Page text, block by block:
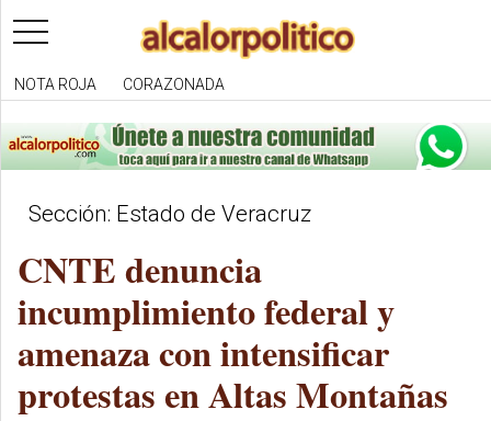
toggle
navigation
NOTA ROJA CORAZONADA
Sección: Estado de Veracruz
CNTE denuncia
incumplimiento federal y
amenaza con intensificar
protestas en Altas Montañas